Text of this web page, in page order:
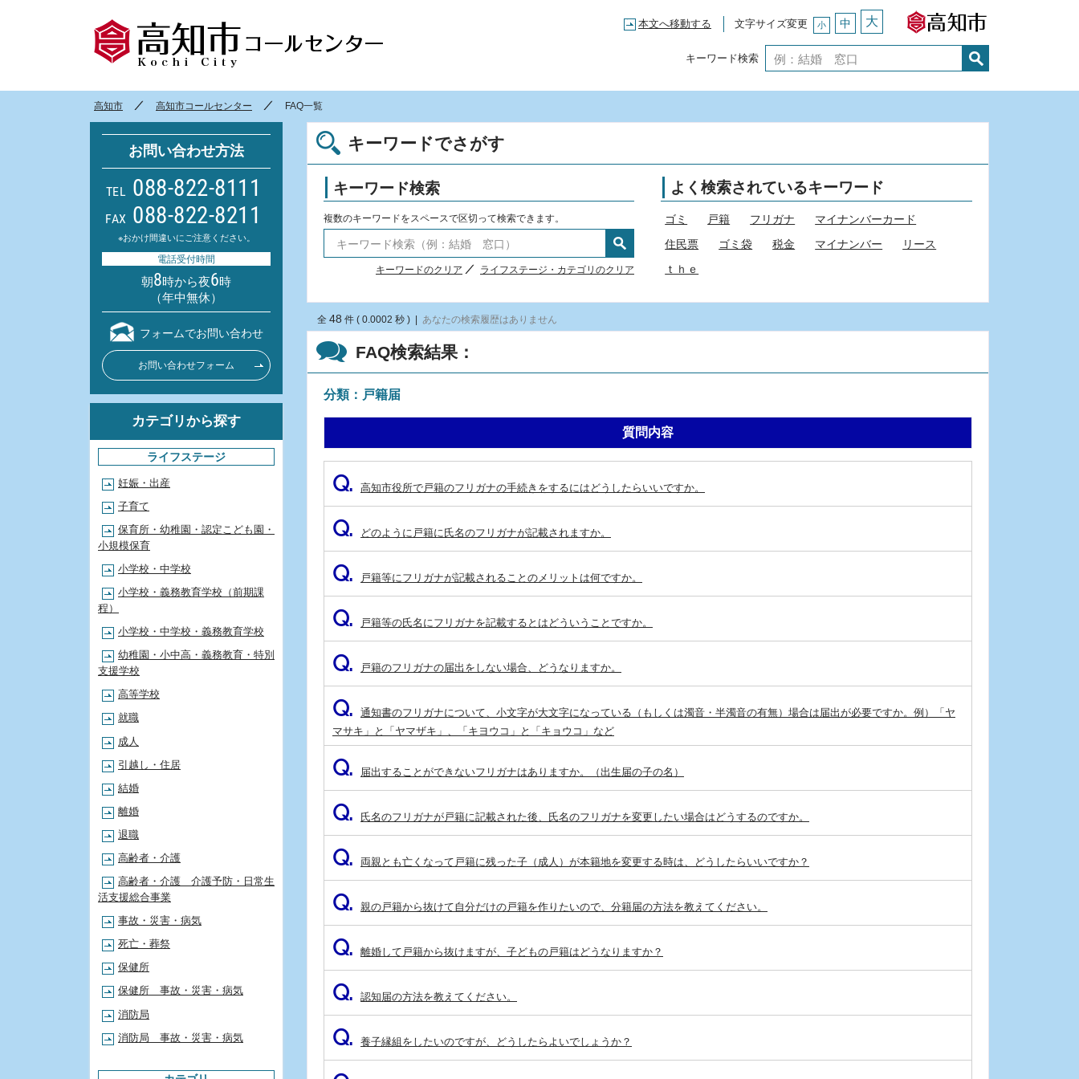
本文へ移動する 文字サイズ変更 小 中 大
キーワード検索
高知市 高知市コールセンター FAQ一覧
キーワードでさがす
キーワード検索
複数のキーワードをスペースで区切って検索できます。
キーワードのクリア ライフステージ・カテゴリのクリア
よく検索されているキーワード
ゴミ 戸籍 フリガナ
マイナンバーカード
住民票
ゴミ袋 税金 マイナンバー
リース
ｔｈｅ
FAQ検索結果：
分類：戸籍届
全 48 件 ( 0.0002 秒 ) あなたの検索履歴はありません
質問内容
Q. 高知市役所で戸籍のフリガナの手続きをするにはどうしたらいいですか。
Q. どのように戸籍に氏名のフリガナが記載されますか。
Q. 戸籍等にフリガナが記載されることのメリットは何ですか。
Q. 戸籍等の氏名にフリガナを記載するとはどういうことですか。
Q. 戸籍のフリガナの届出をしない場合、どうなりますか。
Q.
通知書のフリガナについて、小文字が大文字になっている（もしくは濁音・半濁音の有無）場合は届出が必要ですか。例）「ヤ
マサキ」と「ヤマザキ」、「キヨウコ」と「キョウコ」など
Q. 届出することができないフリガナはありますか。（出生届の子の名）
Q. 氏名のフリガナが戸籍に記載された後、氏名のフリガナを変更したい場合はどうするのですか。
Q. 両親とも亡くなって戸籍に残った子（成人）が本籍地を変更する時は、どうしたらいいですか？
Q. 親の戸籍から抜けて自分だけの戸籍を作りたいので、分籍届の方法を教えてください。
Q. 離婚して戸籍から抜けますが、子どもの戸籍はどうなりますか？
Q. 認知届の方法を教えてください。
Q. 養子縁組をしたいのですが、どうしたらよいでしょうか？
お問い合わせ方法
TEL 088-822-8111
FAX 088-822-8211
※おかけ間違いにご注意ください。
電話受付時間
朝8時から夜6時
（年中無休）
フォームでお問い合わせ
お問い合わせフォーム
カテゴリから探す
ライフステージ
妊娠・出産
子育て
保育所・幼稚園・認定こども園・
小規模保育
小学校・中学校
小学校・義務教育学校（前期課
程）
小学校・中学校・義務教育学校
幼稚園・小中高・義務教育・特別
支援学校
高等学校
就職
成人
引越し・住居
結婚
離婚
退職
高齢者・介護
高齢者・介護 介護予防・日常生
活支援総合事業
事故・災害・病気
死亡・葬祭
保健所
保健所 事故・災害・病気
消防局
消防局 事故・災害・病気